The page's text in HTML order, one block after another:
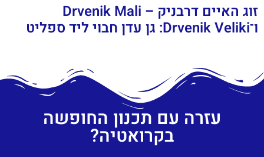
זוג האיים דרבניק – Drvenik Mali
ו־Drvenik Veliki: גן עדן חבוי ליד ספליט
עזרה עם תכנון החופשה
בקרואטיה?